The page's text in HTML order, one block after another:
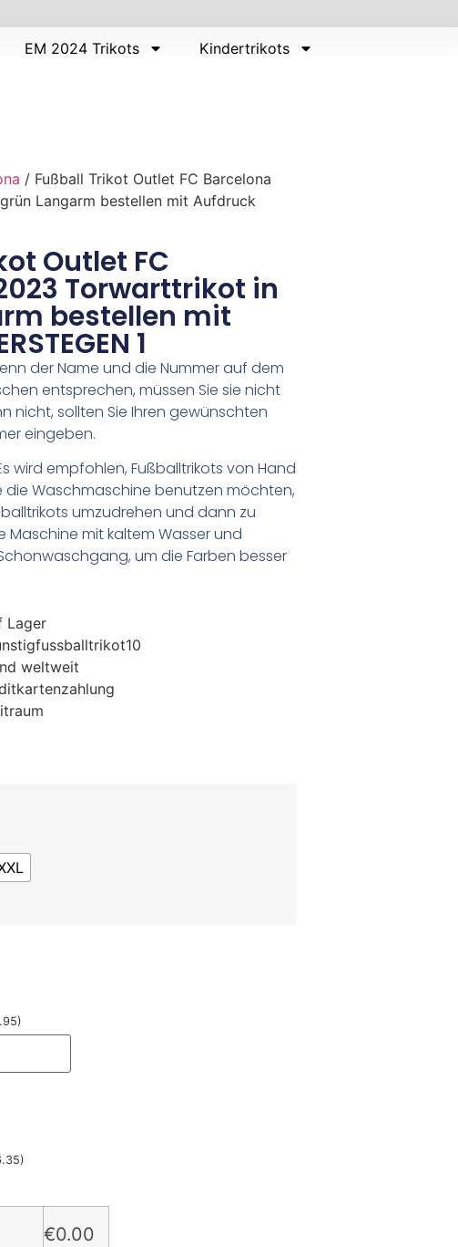
EM 2024 Trikots Kindertrikots
/ Fußball Trikot Outlet FC Barcelona
Langarm bestellen mit Aufdruck
Outlet FC
Torwarttrikot in
bestellen mit
1
der Name und die Nummer auf dem
entsprechen, müssen Sie sie nicht
nicht, sollten Sie Ihren gewünschten
eingeben.
wird empfohlen, Fußballtrikots von Hand
die Waschmaschine benutzen möchten,
umzudrehen und dann zu
Maschine mit kaltem Wasser und
um die Farben besser
Lager
weltweit
)
)
€0.00